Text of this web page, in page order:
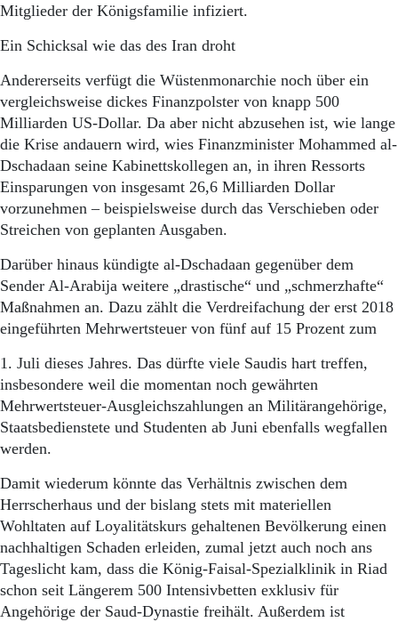
Mitglieder der Königsfamilie infiziert.
Ein Schicksal wie das des Iran droht
Andererseits verfügt die Wüstenmo­narchie noch über ein
vergleichsweise dickes Finanzpolster von knapp 500
Milliarden US-Dollar. Da aber nicht abzusehen ist, wie lange
die Krise andauern wird, wies Finanzminister Mohammed al-
Dschadaan seine Kabinettskollegen an, in ihren Ressorts
Einsparungen von insgesamt 26,6 Milliarden Dollar
vorzunehmen – beispielsweise durch das Verschieben oder
Streichen von geplanten Ausgaben.
Darüber hinaus kündigte al-Dschadaan gegenüber dem
Sender Al-Arabija weitere „drastische“ und „schmerzhafte“
Maßnahmen an. Dazu zählt die Verdreifachung der erst 2018
eingeführten Mehrwertsteuer von fünf auf 15 Prozent zum
1. Juli dieses Jahres. Das dürfte viele Saudis hart treffen,
insbesondere weil die momentan noch gewährten
Mehrwertsteuer-Ausgleichszahlungen an Militärangehörige,
Staatsbedienstete und Studenten ab Juni ebenfalls wegfallen
werden.
Damit wiederum könnte das Verhältnis zwischen dem
Herrscherhaus und der bislang stets mit materiellen
Wohltaten auf Loyalitätskurs gehaltenen Bevölkerung einen
nachhaltigen Schaden erleiden, zumal jetzt auch noch ans
Tageslicht kam, dass die König-Faisal-Spezialklinik in Riad
schon seit Längerem 500 Intensivbetten exklusiv für
Angehörige der Saud-Dynastie freihält. Außerdem ist